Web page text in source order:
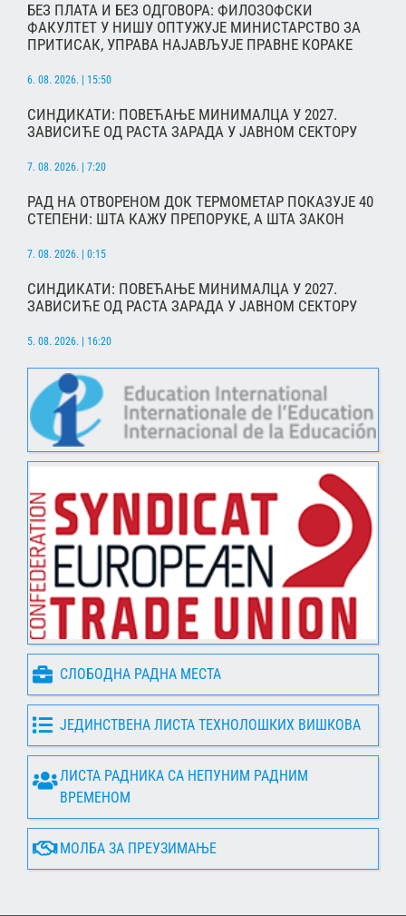
БЕЗ ПЛАТА И БЕЗ ОДГОВОРА: ФИЛОЗОФСКИ
ФАКУЛТЕТ У НИШУ ОПТУЖУЈЕ МИНИСТАРСТВО ЗА
ПРИТИСАК, УПРАВА НАЈАВЉУЈЕ ПРАВНЕ КОРАКЕ
6. 08. 2026. | 15:50
СИНДИКАТИ: ПОВЕЋАЊЕ МИНИМАЛЦА У 2027.
ЗАВИСИЋЕ ОД РАСТА ЗАРАДА У ЈАВНОМ СЕКТОРУ
7. 08. 2026. | 7:20
РАД НА ОТВОРЕНОМ ДОК ТЕРМОМЕТАР ПОКАЗУЈЕ 40
СТЕПЕНИ: ШТА КАЖУ ПРЕПОРУКЕ, А ШТА ЗАКОН
7. 08. 2026. | 0:15
СИНДИКАТИ: ПОВЕЋАЊЕ МИНИМАЛЦА У 2027.
ЗАВИСИЋЕ ОД РАСТА ЗАРАДА У ЈАВНОМ СЕКТОРУ
5. 08. 2026. | 16:20
СЛОБОДНА РАДНА МЕСТА
ЈЕДИНСТВЕНА ЛИСТА ТЕХНОЛОШКИХ ВИШКОВА
ЛИСТА РАДНИКА СА НЕПУНИМ РАДНИМ
ВРЕМЕНОМ
МОЛБА ЗА ПРЕУЗИМАЊЕ